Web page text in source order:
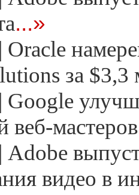
...»
| Oracle
за
| Google
веб-мастеров
| Adobe
видео в